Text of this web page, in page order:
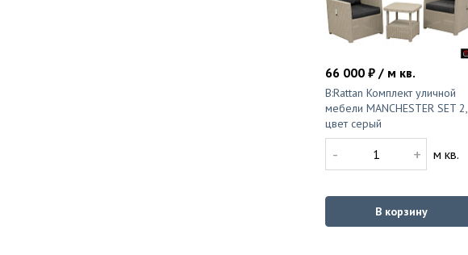
66 000 ₽ / м кв.
B:Rattan Комплект уличной
мебели MANCHESTER SET 2,
цвет серый
- + м кв.
В корзину